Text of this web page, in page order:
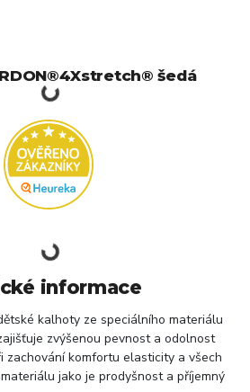
šedá
informace
kalhoty ze speciálního materiálu
zvýšenou pevnost a odolnost
zachování komfortu elasticity a všech
jako je prodyšnost a příjemný